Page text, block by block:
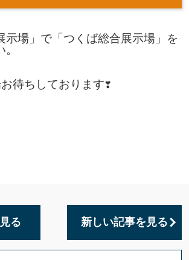
場」で「つくば総合展示場」を
る 新しい記事を見る